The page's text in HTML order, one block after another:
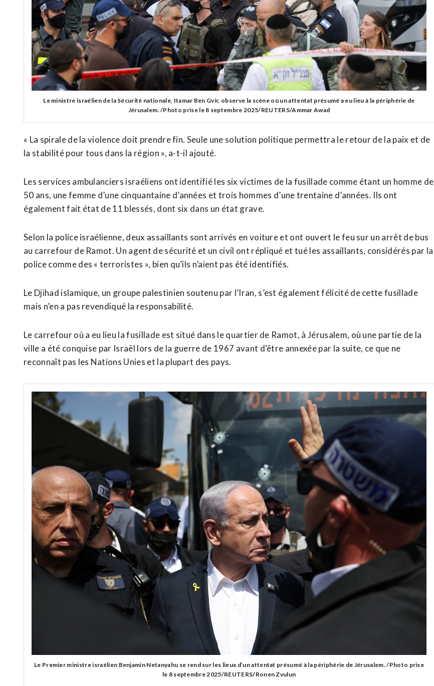
Le ministre israélien de la Sécurité nationale, Itamar Ben Gvir, observe la scène où un attentat présumé a eu lieu à la périphérie de
Jérusalem. /Photo prise le 8 septembre 2025/REUTERS/Ammar Awad
« La spirale de la violence doit prendre fin. Seule une solution politique permettra le retour de la paix et de
la stabilité pour tous dans la région », a-t-il ajouté.
Les services ambulanciers israéliens ont identifié les six victimes de la fusillade comme étant un homme de
50 ans, une femme d’une cinquantaine d’années et trois hommes d’une trentaine d’années. Ils ont
également fait état de 11 blessés, dont six dans un état grave.
Selon la police israélienne, deux assaillants sont arrivés en voiture et ont ouvert le feu sur un arrêt de bus
au carrefour de Ramot. Un agent de sécurité et un civil ont répliqué et tué les assaillants, considérés par la
police comme des « terroristes », bien qu’ils n’aient pas été identifiés.
Le Djihad islamique, un groupe palestinien soutenu par l’Iran, s’est également félicité de cette fusillade
mais n’en a pas revendiqué la responsabilité.
Le carrefour où a eu lieu la fusillade est situé dans le quartier de Ramot, à Jérusalem, où une partie de la
ville a été conquise par Israël lors de la guerre de 1967 avant d’être annexée par la suite, ce que ne
reconnaît pas les Nations Unies et la plupart des pays.
Le Premier ministre israélien Benjamin Netanyahu se rend sur les lieux d’un attentat présumé à la périphérie de Jérusalem. /Photo prise
le 8 septembre 2025/REUTERS/Ronen Zvulun